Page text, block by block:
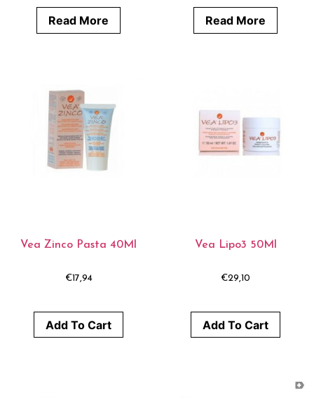
Read More Read More
Vea Zinco Pasta 40Ml
€17,94
Add To Cart
Vea Lipo3 50Ml
€29,10
Add To Cart